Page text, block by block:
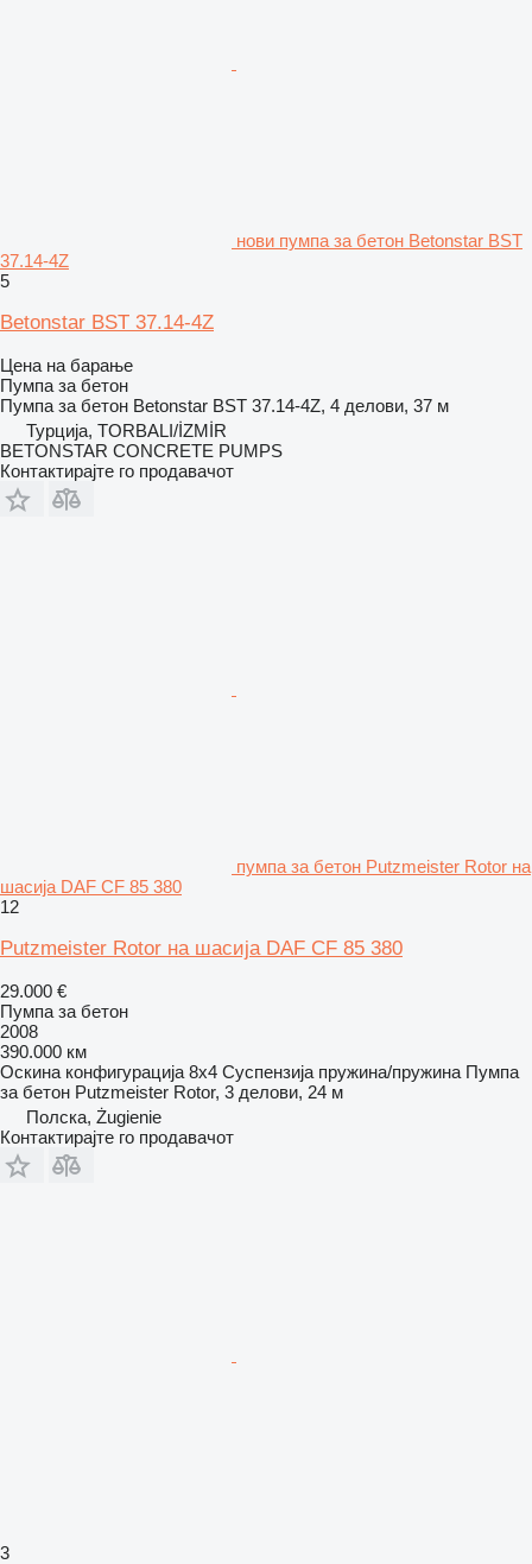
нови пумпа за бетон Betonstar BST
37.14-4Z
5
Betonstar BST 37.14-4Z
Цена на барање
Пумпа за бетон
Пумпа за бетон Betonstar BST 37.14-4Z, 4 делови, 37 м
Турција, TORBALI/İZMİR
BETONSTAR CONCRETE PUMPS
Контактирајте го продавачот
пумпа за бетон Putzmeister Rotor на
шасија DAF CF 85 380
12
Putzmeister Rotor на шасија DAF CF 85 380
29.000 €
Пумпа за бетон
2008
390.000 км
Оскина конфигурација 8x4 Суспензија пружина/пружина Пумпа
за бетон Putzmeister Rotor, 3 делови, 24 м
Полска, Żugienie
Контактирајте го продавачот
3